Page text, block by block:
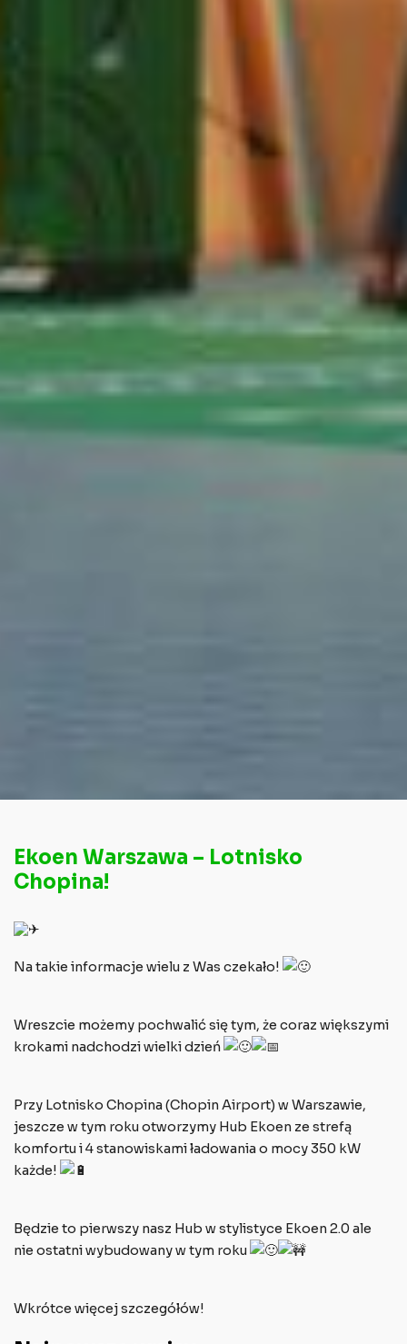
Ekoen Warszawa – Lotnisko
Chopina!
Na takie informacje wielu z Was czekało!
Wreszcie możemy pochwalić się tym, że coraz większymi
krokami nadchodzi wielki dzień
Przy Lotnisko Chopina (Chopin Airport) w Warszawie,
jeszcze w tym roku otworzymy Hub Ekoen ze strefą
komfortu i 4 stanowiskami ładowania o mocy 350 kW
każde!
Będzie to pierwszy nasz Hub w stylistyce Ekoen 2.0 ale
nie ostatni wybudowany w tym roku
Wkrótce więcej szczegółów!